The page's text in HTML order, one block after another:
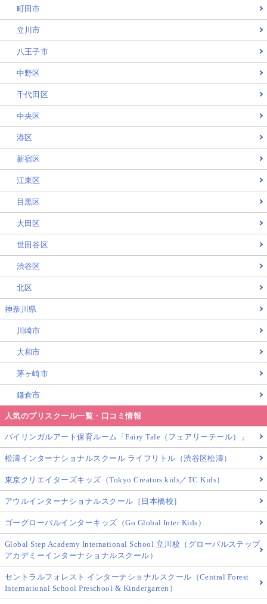
町田市
立川市
八王子市
中野区
千代田区
中央区
港区
新宿区
江東区
目黒区
大田区
世田谷区
渋谷区
北区
神奈川県
川崎市
大和市
茅ヶ崎市
鎌倉市
人気のプリスクール一覧・口コミ情報
バイリンガルアート保育ルーム「Fairy Tale（フェアリーテール）」
松濤インターナショナルスクール ライフリトル（渋谷区松濤）
東京クリエイターズキッズ（Tokyo Creators kids／TC Kids）
アウルインターナショナルスクール［日本橋校］
ゴーグローバルインターキッズ（Go Global Inter Kids）
Global Step Academy International School 立川校（グローバルステップ
アカデミーインターナショナルスクール）
セントラルフォレスト インターナショナルスクール（Central Forest
International School Preschool & Kindergarten）